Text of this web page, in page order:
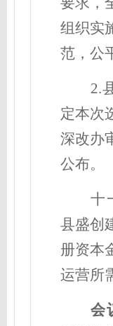
组织实
范，公
2.
定本次
深改办
公布。
十
县盛创
册资本
运营所
会